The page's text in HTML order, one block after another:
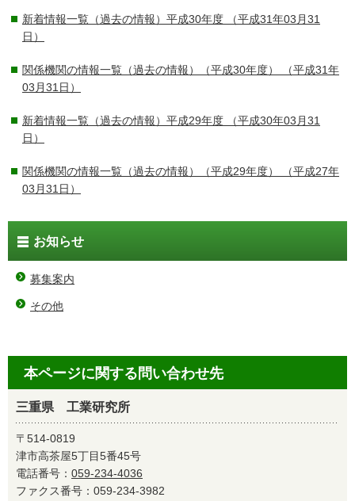
新着情報一覧（過去の情報）平成30年度 （平成31年03月31
日）
関係機関の情報一覧（過去の情報）（平成30年度）
（平成31年
03月31日）
新着情報一覧（過去の情報）平成29年度 （平成30年03月31
日）
関係機関の情報一覧（過去の情報）（平成29年度）
（平成27年
03月31日）
お知らせ
募集案内
その他
本ページに関する問い合わせ先
三重県 工業研究所
〒514-0819
津市高茶屋5丁目5番45号
電話番号： 059-234-4036
ファクス番号：059-234-3982